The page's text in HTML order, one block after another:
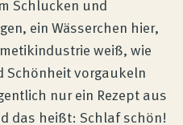
Schlucken und
ein Wässerchen hier,
weiß, wie
Schönheit vorgaukeln
nur ein Rezept aus
das heißt: Schlaf schön!